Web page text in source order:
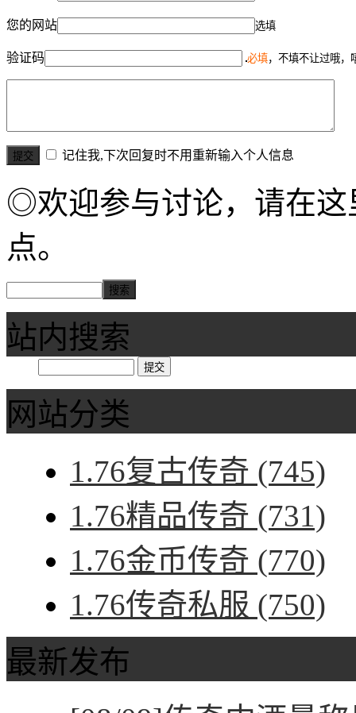
您的网站 选填
验证码 必填，不填不让过哦，
记住我,下次回复时不用重新输入个人信息
◎欢迎参与讨论，请在这
点。
站内搜索
网站分类
1.76复古传奇 (745)
1.76精品传奇 (731)
1.76金币传奇 (770)
1.76传奇私服 (750)
最新发布